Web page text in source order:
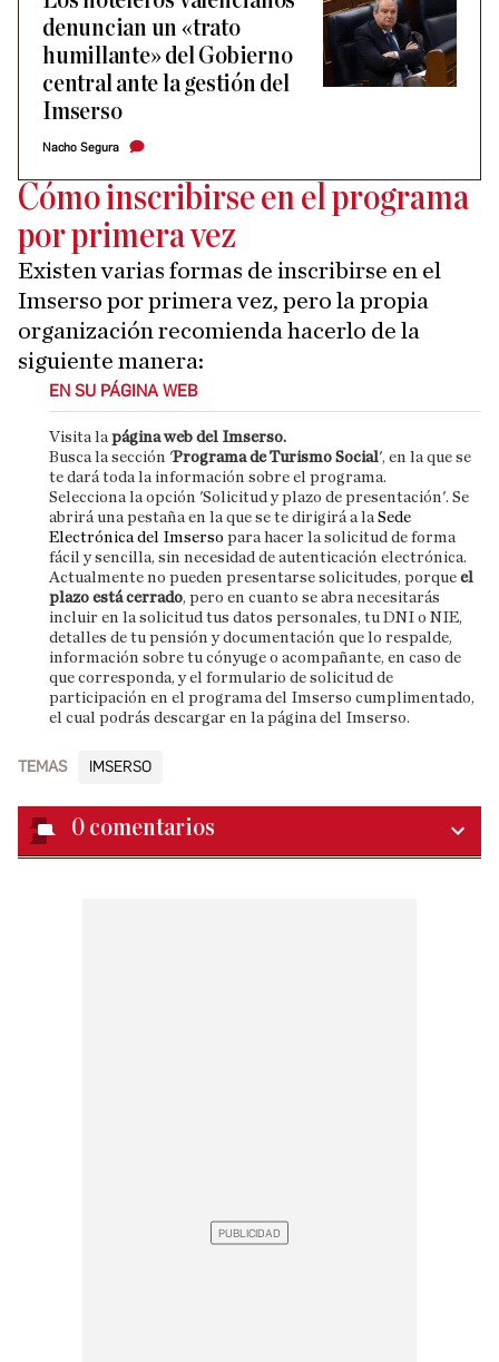
denuncian un «trato
humillante» del Gobierno
central ante la gestión del
Imserso
Nacho Segura
Cómo inscribirse en el programa
por primera vez
Existen varias formas de inscribirse en el
Imserso por primera vez, pero la propia
organización recomienda hacerlo de la
siguiente manera:
EN SU PÁGINA WEB
Visita lapágina web del Imserso.
Busca la sección 'Programa de Turismo Social', en la que se
te dará toda la información sobre el programa.
Selecciona la opción 'Solicitud y plazo de presentación'. Se
abrirá una pestaña en la que se te dirigirá a laSede
Electrónica del Imserso para hacer la solicitud de forma
fácil y sencilla, sin necesidad de autenticación electrónica.
Actualmente no pueden presentarse solicitudes, porque el
plazo está cerrado, pero en cuanto se abra necesitarás
incluir en la solicitud tus datos personales, tu DNI o NIE,
detalles de tu pensión y documentación que lo respalde,
información sobre tu cónyuge o acompañante, en caso de
que corresponda, y el formulario de solicitud de
participación en el programa del Imserso cumplimentado,
el cual podrás descargar en la página del Imserso.
TEMAS IMSERSO
0 comentarios